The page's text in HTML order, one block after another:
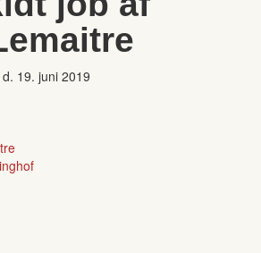
d. 19. juni 2019